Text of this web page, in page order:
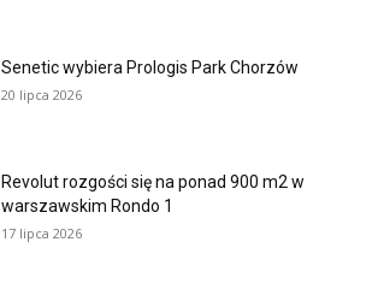
Senetic wybiera Prologis Park Chorzów
20 lipca 2026
Revolut rozgości się na ponad 900 m2 w
warszawskim Rondo 1
17 lipca 2026